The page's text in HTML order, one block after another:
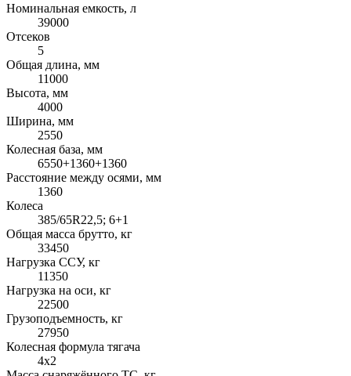
Номинальная емкость, л
39000
Отсеков
5
Общая длина, мм
11000
Высота, мм
4000
Ширина, мм
2550
Колесная база, мм
6550+1360+1360
Расстояние между осями, мм
1360
Колеса
385/65R22,5; 6+1
Общая масса брутто, кг
33450
Нагрузка ССУ, кг
11350
Нагрузка на оси, кг
22500
Грузоподъемность, кг
27950
Колесная формула тягача
4x2